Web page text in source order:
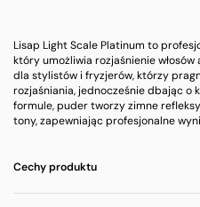
Lisap Light Scale Platinum to
który umożliwia rozjaśnienie
dla stylistów i fryzjerów, którzy
rozjaśniania, jednocześnie dbając o
formule, puder tworzy zimne
tony, zapewniając profesjonalne
Cechy produktu